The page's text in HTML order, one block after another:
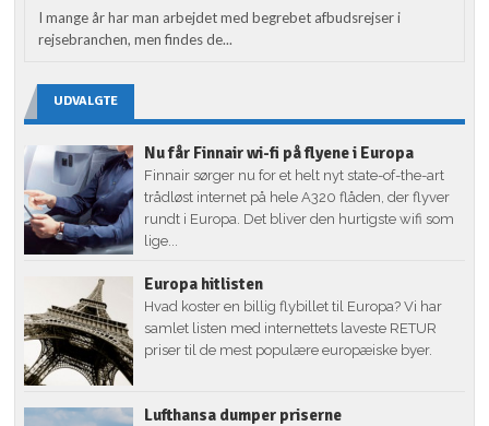
I mange år har man arbejdet med begrebet afbudsrejser i
rejsebranchen, men findes de...
UDVALGTE
Nu får Finnair wi-fi på flyene i Europa
Finnair sørger nu for et helt nyt state-of-the-art
trådløst internet på hele A320 flåden, der flyver
rundt i Europa. Det bliver den hurtigste wifi som
lige...
Europa hitlisten
Hvad koster en billig flybillet til Europa? Vi har
samlet listen med internettets laveste RETUR
priser til de mest populære europæiske byer.
Lufthansa dumper priserne